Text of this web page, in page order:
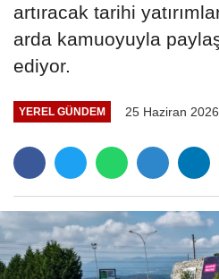
artıracak tarihi
arda kamuoyuyla
ediyor.
YEREL GÜNDEM 25 Haziran